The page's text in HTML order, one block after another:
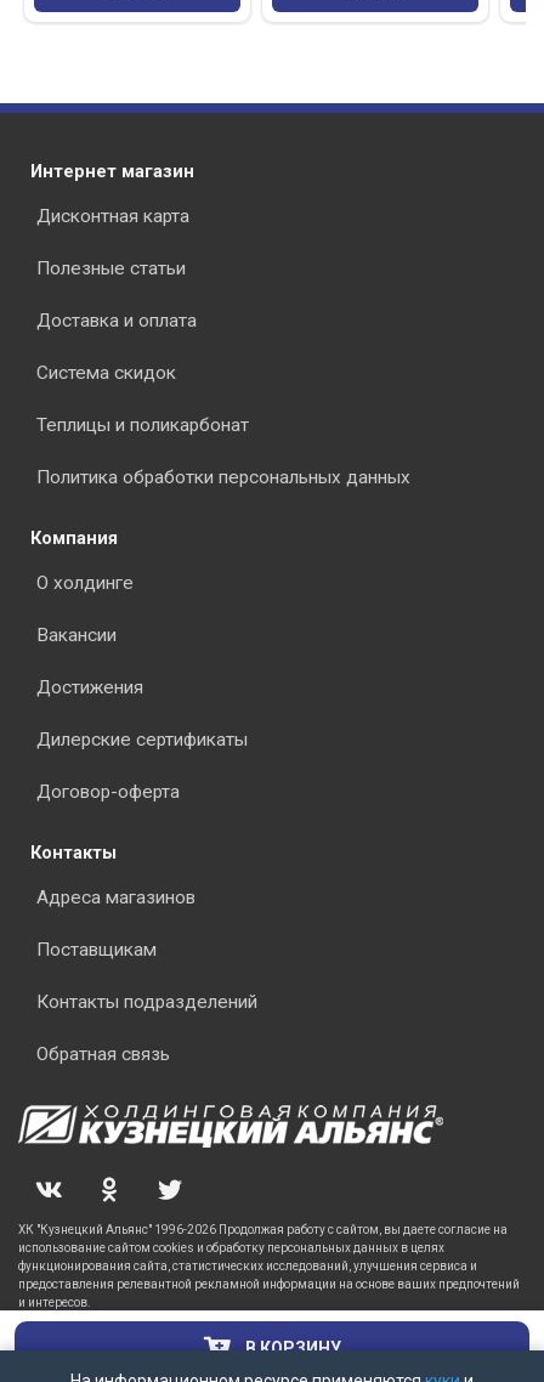
В КОРЗИНУ
Интернет магазин
Дисконтная карта
Полезные статьи
Доставка и оплата
Система скидок
Теплицы и поликарбонат
Политика обработки персональных данных
Компания
О холдинге
Вакансии
Достижения
Дилерские сертификаты
Договор-оферта
Контакты
Адреса магазинов
Поставщикам
Контакты подразделений
Обратная связь
ХК "Кузнецкий Альянс" 1996-2026 Продолжая работу с сайтом, вы даете согласие на
использование сайтом cookies и обработку персональных данных в целях
функционирования сайта, статистических исследований, улучшения сервиса и
предоставления релевантной рекламной информации на основе ваших предпочтений
и интересов.